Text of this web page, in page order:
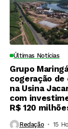
Últimas Notícias
Grupo
cogeração de
na Usina
com
R$ 120
Redação 15